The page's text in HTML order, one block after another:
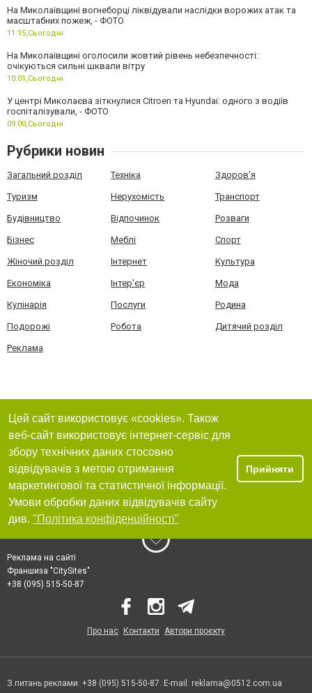
На Миколаївщині вогнеборці ліквідували наслідки ворожих атак та
масштабних пожеж, - ФОТО
11:15, Сьогодні
На Миколаївщині оголосили жовтий рівень небезпечності:
очікуються сильні шквали вітру
10:01, Сьогодні
У центрі Миколаєва зіткнулися Citroen та Hyundai: одного з водіїв
госпіталізували, - ФОТО
09:00, Сьогодні
Рубрики новин
Загальний розділ Техніка Здоров'я
Туризм Нерухомість Транспорт
Будівництво Відпочинок Розваги
Бізнес Меблі Спорт
Жіночий розділ Інтернет Культура
Економіка Інтер'єр Мода
Кулінарія Послуги Родина
Подорожі Робота Дитячий розділ
Реклама
Цей сайт використовує «cookies». Також
веб-сайт використовує інтернет-сервіс для
збору технічних даних стосовно
відвідувачів з метою отримання
маркетингової та статистичної інформації.
Умови обробки даних відвідувачів сайту
див. "Політика конфіденційності"
Прийняти
Реклама на сайті
Франшиза "CitySites"
+38 (095) 515-50-87
Про нас Контакти Автори проєкту
З питань реклами: +38 (095) 515-50-87. E-mail: reklama@0512.com.ua